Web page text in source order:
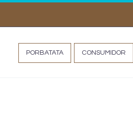
PORBATATA CONSUMIDOR